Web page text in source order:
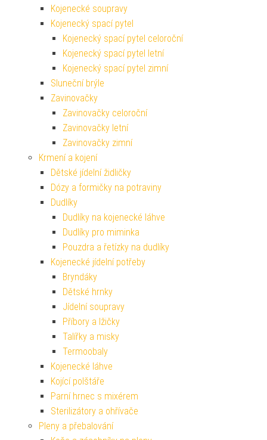
Kojenecké soupravy
Kojenecký spací pytel
Kojenecký spací pytel celoroční
Kojenecký spací pytel letní
Kojenecký spací pytel zimní
Sluneční brýle
Zavinovačky
Zavinovačky celoroční
Zavinovačky letní
Zavinovačky zimní
Krmení a kojení
Dětské jídelní židličky
Dózy a formičky na potraviny
Dudlíky
Dudlíky na kojenecké láhve
Dudlíky pro miminka
Pouzdra a řetízky na dudlíky
Kojenecké jídelní potřeby
Bryndáky
Dětské hrnky
Jídelní soupravy
Příbory a lžičky
Talířky a misky
Termoobaly
Kojenecké láhve
Kojící polštáře
Parní hrnec s mixérem
Sterilizátory a ohřívače
Pleny a přebalování